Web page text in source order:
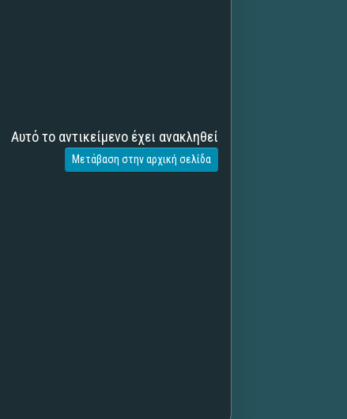
Αυτό το αντικείμενο έχει ανακληθεί
Μετάβαση στην αρχική σελίδα